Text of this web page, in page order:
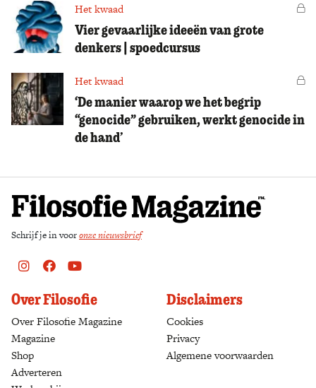
Het kwaad
Vier gevaarlijke ideeën van grote
denkers | spoedcursus
Het kwaad
‘De manier waarop we het begrip
“genocide” gebruiken, werkt genocide in
de hand’
Schrijf je in vooronze nieuwsbrief
Instagram
FacebookYoutube
Over Filosofie
Over Filosofie Magazine
Magazine
Shop
Adverteren
Disclaimers
Cookies
Privacy
Algemene voorwaarden